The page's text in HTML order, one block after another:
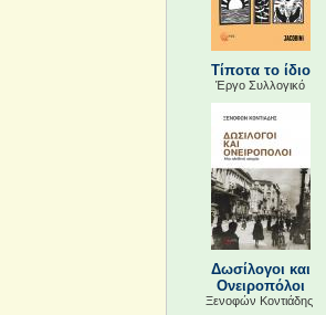
Τίποτα το ίδιο
Έργο Συλλογικό
Δωσίλογοι και
Ονειροπόλοι
Ξενοφών Κοντιάδης